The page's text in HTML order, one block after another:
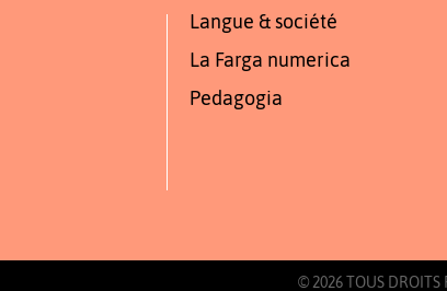
Langue & société
La Farga numerica
Pedagogia
© 2026 TOUS DROITS